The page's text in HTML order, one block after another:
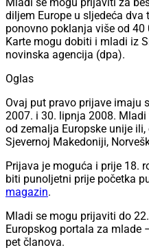
Mladi se mogu prijaviti za
diljem Europe u sljedeća
ponovno poklanja više od
Karte mogu dobiti i mladi iz
novinska agencija (dpa).
Oglas
Ovaj put pravo prijave imaju
2007. i 30. lipnja 2008.
od zemalja Europske unije
Sjevernoj Makedoniji,
Prijava je moguća i prije 18.
biti punoljetni prije početka
magazin.
Mladi se mogu prijaviti do
Europskog portala za mlade
pet članova.